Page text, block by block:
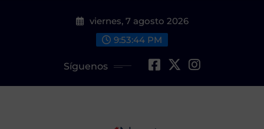
viernes, 7 agosto 2026
9:53:45 PM
Síguenos